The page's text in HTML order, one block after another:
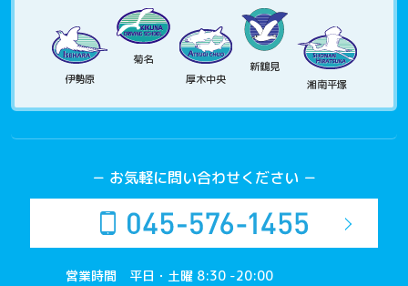
伊勢原
菊名
厚木中央
新鶴見
湘南平塚
－ お気軽に問い合わせください －
営業時間
平日・土曜 8:30 -20:00